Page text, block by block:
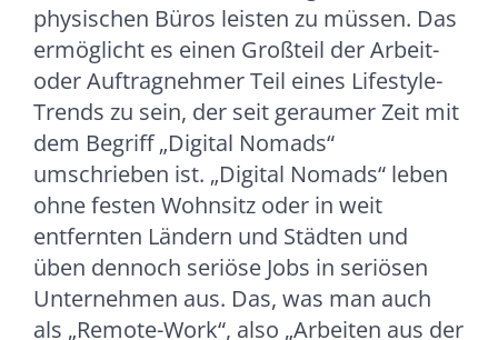
physischen Büros leisten zu müssen. Das
ermöglicht es einen Großteil der Arbeit-
oder Auftragnehmer Teil eines Lifestyle-
Trends zu sein, der seit geraumer Zeit mit
dem Begriff „Digital Nomads“
umschrieben ist. „Digital Nomads“ leben
ohne festen Wohnsitz oder in weit
entfernten Ländern und Städten und
üben dennoch seriöse Jobs in seriösen
Unternehmen aus. Das, was man auch
als „Remote-Work“, also „Arbeiten aus der